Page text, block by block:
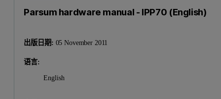
Parsum hardware manual - IPP70 (English)
出版日期: 05 November 2011
语言:
English